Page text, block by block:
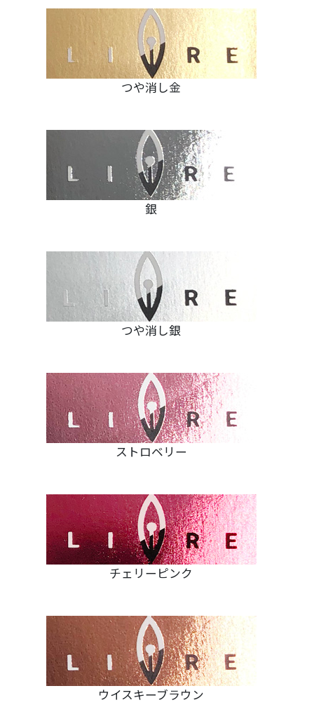
つや消し金
銀
つや消し銀
ストロベリー
チェリーピンク
ウイスキーブラウン